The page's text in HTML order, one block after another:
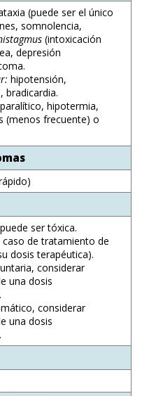
(puede ser el único
somnolencia,
(intoxicación
depresión
hipotensión,
bradicardia.
hipotermia,
(menos frecuente) o
ser tóxica.
de tratamiento de
dosis terapéutica).
considerar
una dosis
considerar
una dosis